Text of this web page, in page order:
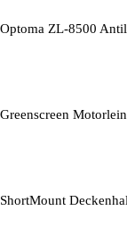
Optoma ZL-8500
Greenscreen
ShortMount